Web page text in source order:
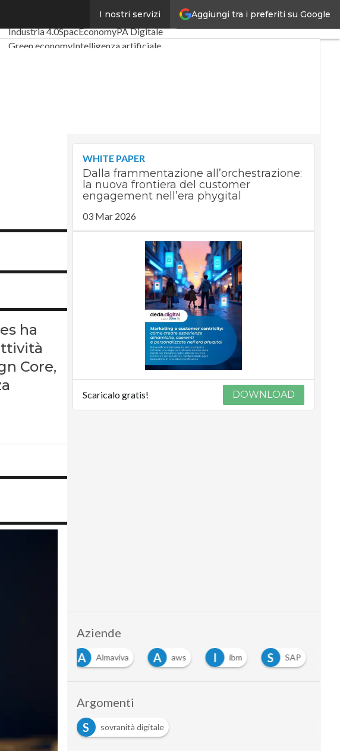
Aggiungi tra i preferiti su Google
I nostri servizi
Digital Economy Telco
Industria 4.0SpacEconomyPA Digitale
Green economyIntelligenza artificiale
ha
Core,
WHITE PAPER
Dalla frammentazione all’orchestrazione:
la nuova frontiera del customer
engagement nell’era phygital
03 Mar 2026
Scaricalo gratis! DOWNLOAD
Aziende
A
Almaviva A aws I ibm S SAP
Argomenti
S
sovranità digitale